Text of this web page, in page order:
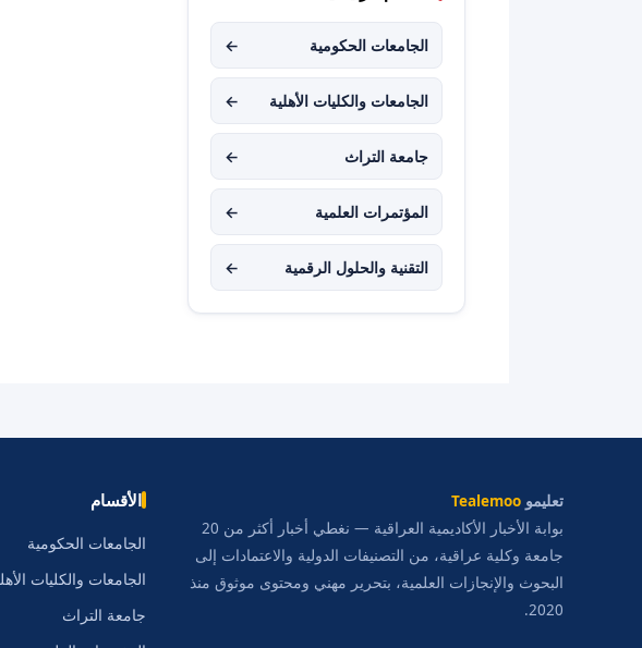
الجامعات الحكومية ←
الجامعات والكليات الأهلية ←
جامعة التراث ←
المؤتمرات العلمية ←
التقنية والحلول الرقمية ←
تعليمو Tealemoo
بوابة الأخبار الأكاديمية العراقية — نغطي أخبار أكثر من 20
جامعة وكلية عراقية، من التصنيفات الدولية والاعتمادات إلى
البحوث والإنجازات العلمية، بتحرير مهني ومحتوى موثوق منذ
2020.
الأقسام
الجامعات الحكومية
الجامعات والكليات
جامعة التراث